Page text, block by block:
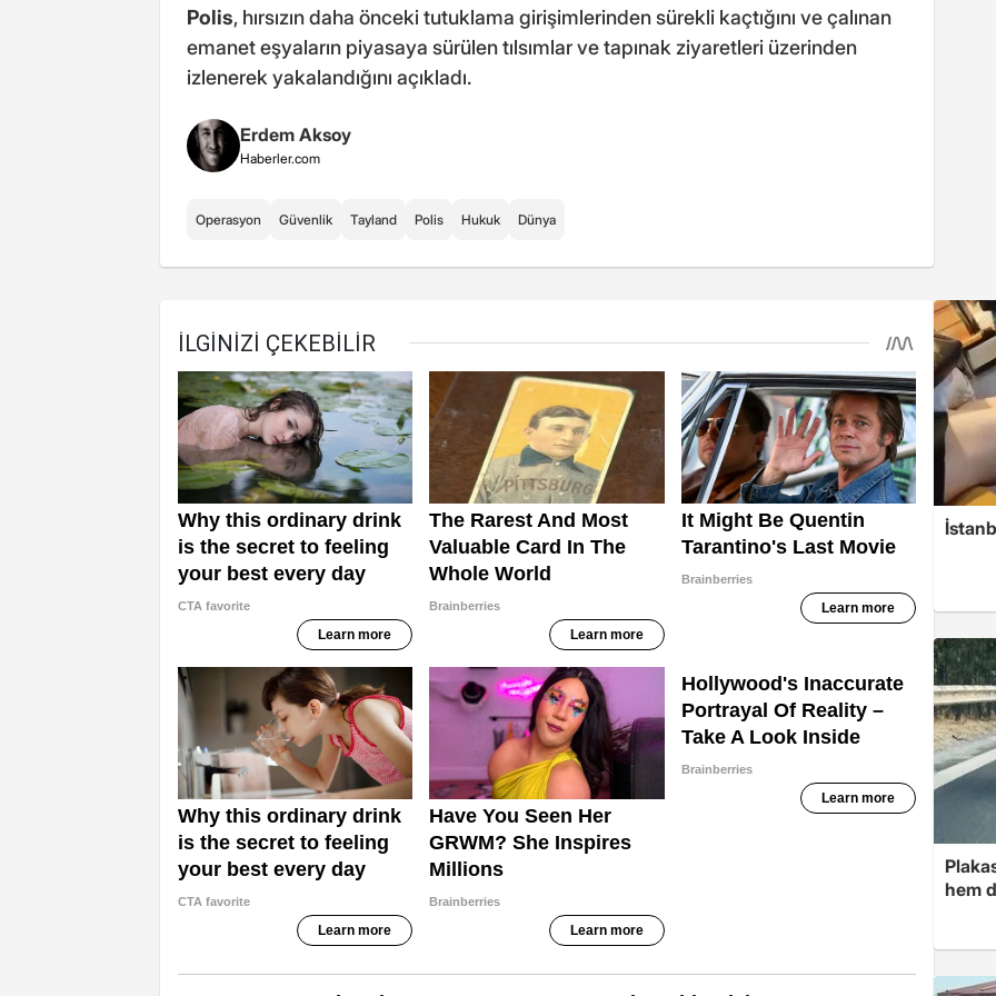
Polis, hırsızın daha önceki tutuklama girişimlerinden sürekli kaçtığını ve çalınan
emanet eşyaların piyasaya sürülen tılsımlar ve tapınak ziyaretleri üzerinden
izlenerek yakalandığını açıkladı.
Erdem Aksoy
Haberler.com
Operasyon Güvenlik Tayland Polis Hukuk Dünya
hem